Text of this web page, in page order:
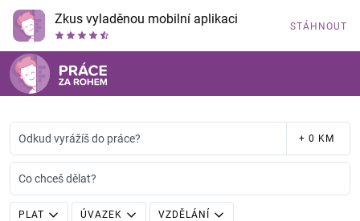
Zkus vyladěnou mobilní aplikaci STÁHNOUT
Odkud vyrážíš do práce? + 0 KM
Co chceš dělat?
PLAT ÚVAZEK VZDĚLÁNÍ